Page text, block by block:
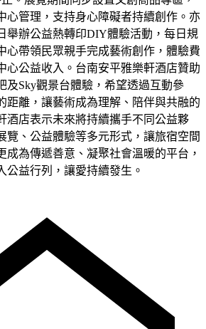
心管理，支持身心障礙者持續創作。亦
舉辦公益熱轉印DIY體驗活動，每日規
心帶領民眾親手完成藝術創作，體驗費
心公益收入。台南安平雅樂軒酒店贊助
及Sky觀景台體驗，希望透過互動參
距離，讓藝術成為理解、陪伴與共融的
酒店表示未來將持續攜手不同公益夥
覽、公益體驗等多元形式，讓旅宿空間
成為傳遞善意、凝聚社會溫暖的平台，
公益行列，讓愛持續發生。